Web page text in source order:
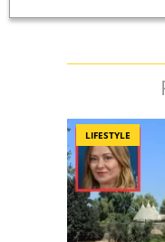
LIFESTYLE